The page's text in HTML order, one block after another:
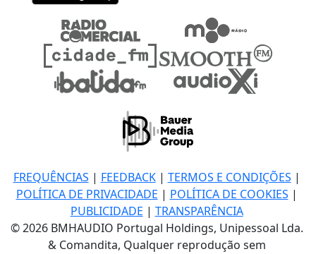
FREQUÊNCIAS | FEEDBACK| TERMOS E CONDIÇÕES |
POLÍTICA DE PRIVACIDADE | POLÍTICA DE COOKIES |
PUBLICIDADE | TRANSPARÊNCIA
© 2026 BMHAUDIO Portugal Holdings, Unipessoal Lda.
& Comandita, Qualquer reprodução sem